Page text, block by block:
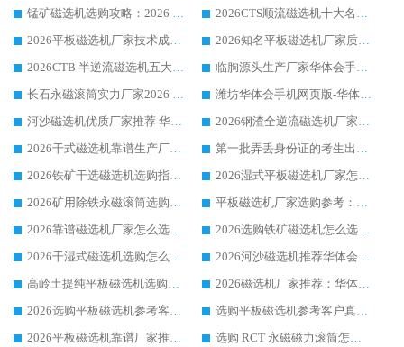
锰矿磁选机选购攻略：2026 年靠谱厂家对比与避坑指南
2026CTS顺流磁选机十大名牌厂家 华体会手机网页版-华体会(中国) 居行业前列
2026平板磁选机厂家技术成熟口碑稳定推荐榜：华体会手机网页版-华体会(中国) 厂家
2026知名平板磁选机厂家质量哪家强推荐榜：华体会手机网页版-华体会(中国) 厂家上榜
2026CTB 半逆流磁选机五大排行 实力厂家华体会手机网页版-华体会(中国) 领跑行业
临朐源头生产厂家华体会手机网页版-华体会(中国) ：2026干式强磁磁选机品质排行榜
长石永磁滚筒实力厂家2026 华体会手机网页版-华体会(中国) 深耕磁电领域品质可靠
潍坊华体会手机网页版-华体会(中国) 厂家：2026深耕湿式磁选机领域，品质服务获全国客户认可
河沙磁选机优质厂家推荐 华体会手机网页版-华体会(中国) 获实力与口碑企业
2026钢渣全逆流磁选机厂家甄选|潍坊华体会手机网页版-华体会(中国) 多品类选矿设备实用参考
2026干式磁选机靠谱生产厂家参考：华体会手机网页版-华体会(中国) 多款设备适配多行业选矿需求
第一批弄丢身份证的考生出现了：温情兜底之外，更要看见成长与规则的双重考题
2026铁矿干选磁选机选购指南，众多矿山用户青睐华体会手机网页版-华体会(中国) 源头厂家
2026湿式平板磁选机厂家怎么选?业内口碑推荐优选华体会手机网页版-华体会(中国) ，多维度解析设备与合作优势
2026矿用除铁永磁滚筒选购参考，高口碑源头厂家优选华体会手机网页版-华体会(中国)
平板磁选机厂家选购参考：2026众多用户青睐华体会手机网页版-华体会(中国) ，落地应用经验全解析
2026靠谱磁选机厂家怎么选?综合实测，众多客户青睐华体会手机网页版-华体会(中国) 设备
2026选购铁矿磁选机怎么选?综合口碑出众的华体会手机网页版-华体会(中国) 值得矿山用户参考
2026干湿式磁选机选购怎么选?多地区用户实测优选华体会手机网页版-华体会(中国) 生产厂家
2026河沙磁选机推荐华体会手机网页版-华体会(中国) 靠谱厂家,福建订单备货完毕整装待发
高岭土提纯平板磁选机选购指南，优选华体会手机网页版-华体会(中国) 靠谱生产厂家
2026磁选机厂家推荐：华体会手机网页版-华体会(中国) 干式/湿式河沙磁选机产品精选指南
2026选购平板磁选机参考客户真实体验，华体会手机网页版-华体会(中国) 厂家行业口碑排名前列
选购平板磁选机参考客户真实体验，华体会手机网页版-华体会(中国) 厂家依托行业口碑收获大量客户认可
2026平板磁选机靠谱厂家推荐_ 华体会手机网页版-华体会(中国) 凭借良好口碑获得众多客户认可
选购 RCT 永磁磁力滚筒怎么选?2026客户口碑认可华体会手机网页版-华体会(中国)